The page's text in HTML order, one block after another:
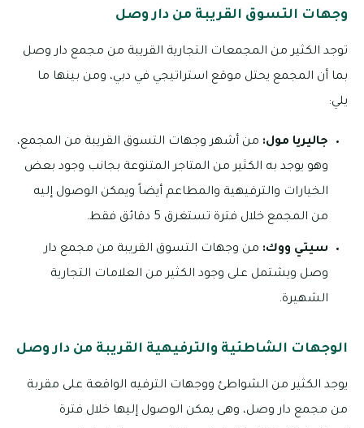
وجهات التسوق القريبة من دار وصل
توجد الكثير من المجمعات التجارية القريبة من مجمع دار وصل
بما أن المجمع يحتل موقع استراتيجي في دبي، ومن بينها ما
يلي:
جاليريا مول: من أشهر وجهات التسوق القريبة من المجمع،
وهو يوجد به الكثير من المتاجر المتنوعة بجانب وجود بعض
الخيارات والترفيهية والمطاعم أيضاً ويمكن الوصول إليه
من المجمع خلال فترة تستغرق 5 دقائق فقط.
سيتي ووك: من وجهات التسوق القريبة من مجمع دار
وصل ويشتمل على وجود الكثير من العلامات التجارية
الشهيرة.
الوجهات الشاطئية والترفيهية القريبة من دار وصل
يوجد الكثير من الشواطئ ووجهات الترفيه الواقعة على مقربة
من مجمع دار وصل، وهى يمكن الوصول إليها خلال فترة